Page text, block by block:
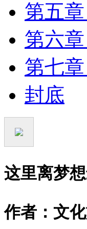
第五
第六
第七
封底
这里离梦
作者：文